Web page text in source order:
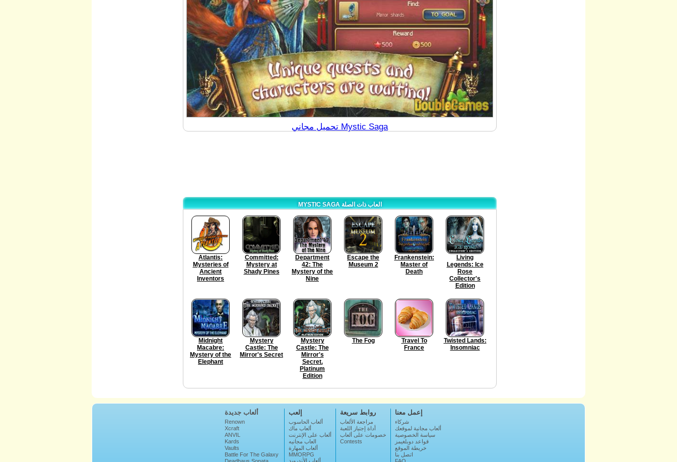
تحميل مجاني Mystic Saga
MYSTIC SAGA العاب ذات الصلة
Atlantis:
Mysteries of
Ancient
Inventors
Committed:
Mystery at
Shady Pines
Department
42: The
Mystery of the
Nine
Escape the
Museum 2
Frankenstein:
Master of
Death
Living
Legends: Ice
Rose
Collector's
Edition
Midnight
Macabre:
Mystery of the
Elephant
Mystery
Castle: The
Mirror's Secret
Mystery
Castle: The
Mirror's
Secret.
Platinum
Edition
The Fog
Travel To
France
Twisted Lands:
Insomniac
ألعاب جديدة
Renown
Xcraft
ANVIL
Kards
Vaults
Battle For The Galaxy
إلعب
ألعاب الحاسوب
ألعاب ماك
ألعاب على الإنترنت
العاب مجانيه
ألعاب المهارة
MMORPG
روابط سريعة
مراجعة الألعاب
أداة إجتياز اللعبة
خصومات على ألعاب
Contests
إعمل معنا
شركاء
ألعاب مجانية لموقعك
سياسة الخصوصية
قواعد دوبلغيمز
خريطة الموقع
اتصل بنا